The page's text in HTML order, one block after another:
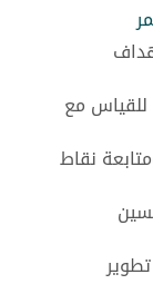
للقياس مع
نقاط